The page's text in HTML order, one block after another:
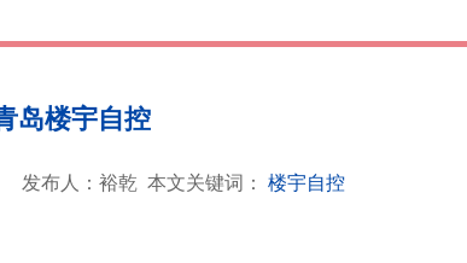
岛楼宇自控
发布人：裕乾 本文关键词： 楼宇自控